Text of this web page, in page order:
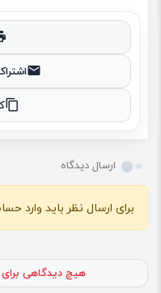
ارسال دیدگاه
برای ارسال نظر باید وارد
هیچ دیدگاهی